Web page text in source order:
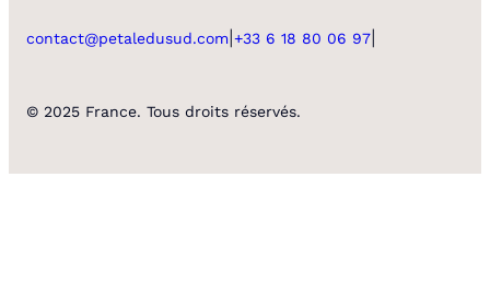
contact@petaledusud.com +33 6 18 80 06 97
© 2025 France. Tous droits réservés.